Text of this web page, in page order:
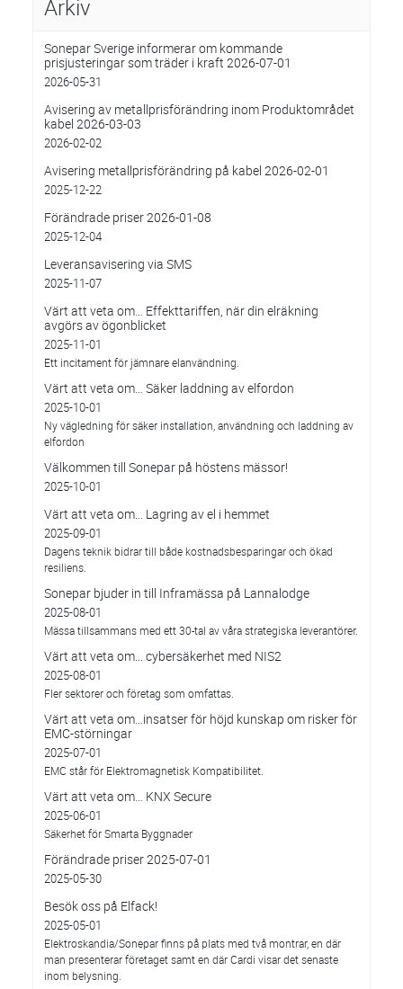
Arkiv
Sonepar Sverige informerar om kommande
prisjusteringar som träder i kraft 2026-07-01
2026-05-31
Avisering av metallprisförändring inom Produktområdet
kabel 2026-03-03
2026-02-02
Avisering metallprisförändring på kabel 2026-02-01
2025-12-22
Förändrade priser 2026-01-08
2025-12-04
Leveransavisering via SMS
2025-11-07
Värt att veta om… Effekttariffen, när din elräkning
avgörs av ögonblicket
2025-11-01
Ett incitament för jämnare elanvändning.
Värt att veta om… Säker laddning av elfordon
2025-10-01
Ny vägledning för säker installation, användning och laddning av
elfordon
Välkommen till Sonepar på höstens mässor!
2025-10-01
Värt att veta om... Lagring av el i hemmet
2025-09-01
Dagens teknik bidrar till både kostnadsbesparingar och ökad
resiliens.
Sonepar bjuder in till Inframässa på Lannalodge
2025-08-01
Mässa tillsammans med ett 30-tal av våra strategiska leverantörer.
Värt att veta om... cybersäkerhet med NIS2
2025-08-01
Fler sektorer och företag som omfattas.
Värt att veta om…insatser för höjd kunskap om risker för
EMC-störningar
2025-07-01
EMC står för Elektromagnetisk Kompatibilitet.
Värt att veta om… KNX Secure
2025-06-01
Säkerhet för Smarta Byggnader
Förändrade priser 2025-07-01
2025-05-30
Besök oss på Elfack!
2025-05-01
Elektroskandia/Sonepar finns på plats med två montrar, en där
man presenterar företaget samt en där Cardi visar det senaste
inom belysning.